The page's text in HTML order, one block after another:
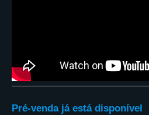
Pré-venda já está disponível